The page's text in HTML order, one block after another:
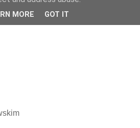
MORE GOT IT